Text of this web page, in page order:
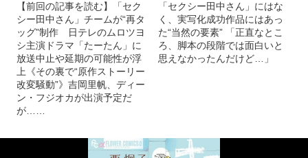
【前回の記事を読む】「セク
シー田中さん」チームが“再タ
ッグ”制作 日テレのムロツヨ
シ主演ドラマ「たーたん」に
放送中止や延期の可能性が浮
上《その裏で“原作ストーリー
改変騒動”》吉岡里帆、ディー
ン・フジオカが出演予定だ
が……
「セクシー田中さん」にはな
く、実写化成功作品にはあっ
た“当然の要素” 「正直なとこ
ろ、脚本の段階では面白いと
思えなかったんだけど…」